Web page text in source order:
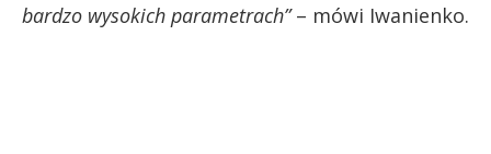
bardzo wysokich parametrach”– mówi Iwanienko.